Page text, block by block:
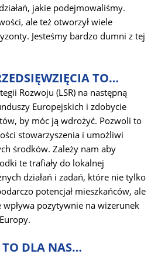
jakie podejmowaliśmy.
ale też otworzył wiele
Jesteśmy bardzo dumni z tej
TO…
Rozwoju (LSR) na następną
Europejskich i zdobycie
by móc ją wdrożyć. Pozwoli to
stowarzyszenia i umożliwi
środków. Zależy nam aby
te trafiały do lokalnej
działań i zadań, które nie tylko
potencjał mieszkańców, ale
wpływa pozytywnie na wizerunek
TO DLA NAS…